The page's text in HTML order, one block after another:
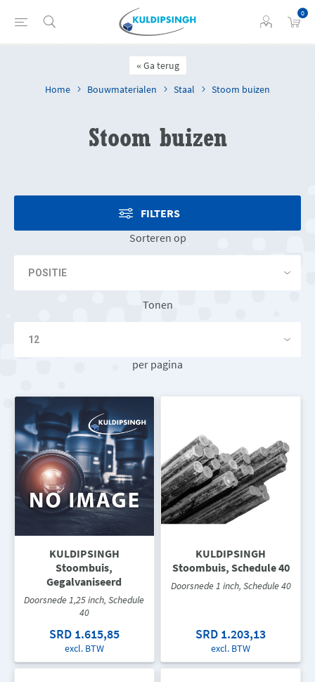
0
Ga terug
Home
Bouwmaterialen Staal Stoom buizen
Stoom buizen
FILTERS
Sorteren op
Tonen
per pagina
KULDIPSINGH
Stoombuis,
Gegalvaniseerd
Doorsnede 1,25 inch, Schedule
40
SRD 1.615,85
excl. BTW
KULDIPSINGH
Stoombuis, Schedule 40
Doorsnede 1 inch, Schedule 40
SRD 1.203,13
excl. BTW